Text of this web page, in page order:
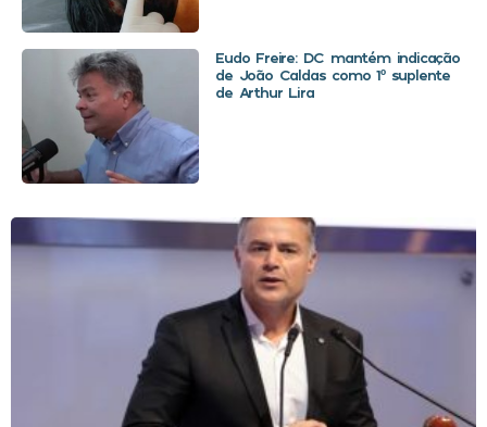
Eudo Freire: DC mantém indicação
de João Caldas como 1º suplente
de Arthur Lira